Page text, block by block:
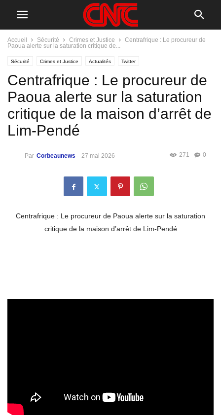
Accueil Sécurité Crimes et Justice
Centrafrique : Le procureur de
Paoua alerte sur la saturation critique de...
Sécurité Crimes et Justice Actualités Twitter
Centrafrique : Le procureur de
Paoua alerte sur la saturation
critique de la maison d’arrêt de
Lim-Pendé
Par Corbeaunews - 27 mai 2026 0
271
Centrafrique : Le procureur de Paoua alerte sur la saturation
critique de la maison d’arrêt de Lim-Pendé